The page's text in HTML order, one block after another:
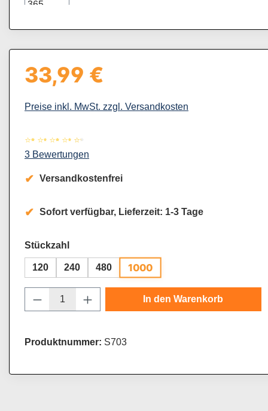
Regulärer Preis:
33,99 €
Preise inkl. MwSt. zzgl. Versandkosten
Durchschnittliche Bewertung von 4.67 von 5 Sternen
3 Bewertungen
Versandkostenfrei
Sofort verfügbar, Lieferzeit: 1-3 Tage
Stückzahl auswählen
120 240 480 1000
Produkt Anzahl: Gib den gewünschten
In den Warenkorb
Produktnummer: S703